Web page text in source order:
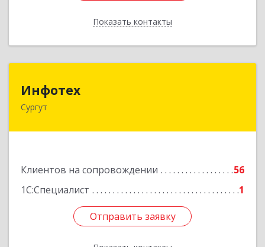
Показать контакты
Назад
Инфотех
Сургут
Клиентов на сопровождении
56
1С:Специалист
1
Отправить заявку
628400, Ханты-Мансийский Автономный округ
Отправить заявку